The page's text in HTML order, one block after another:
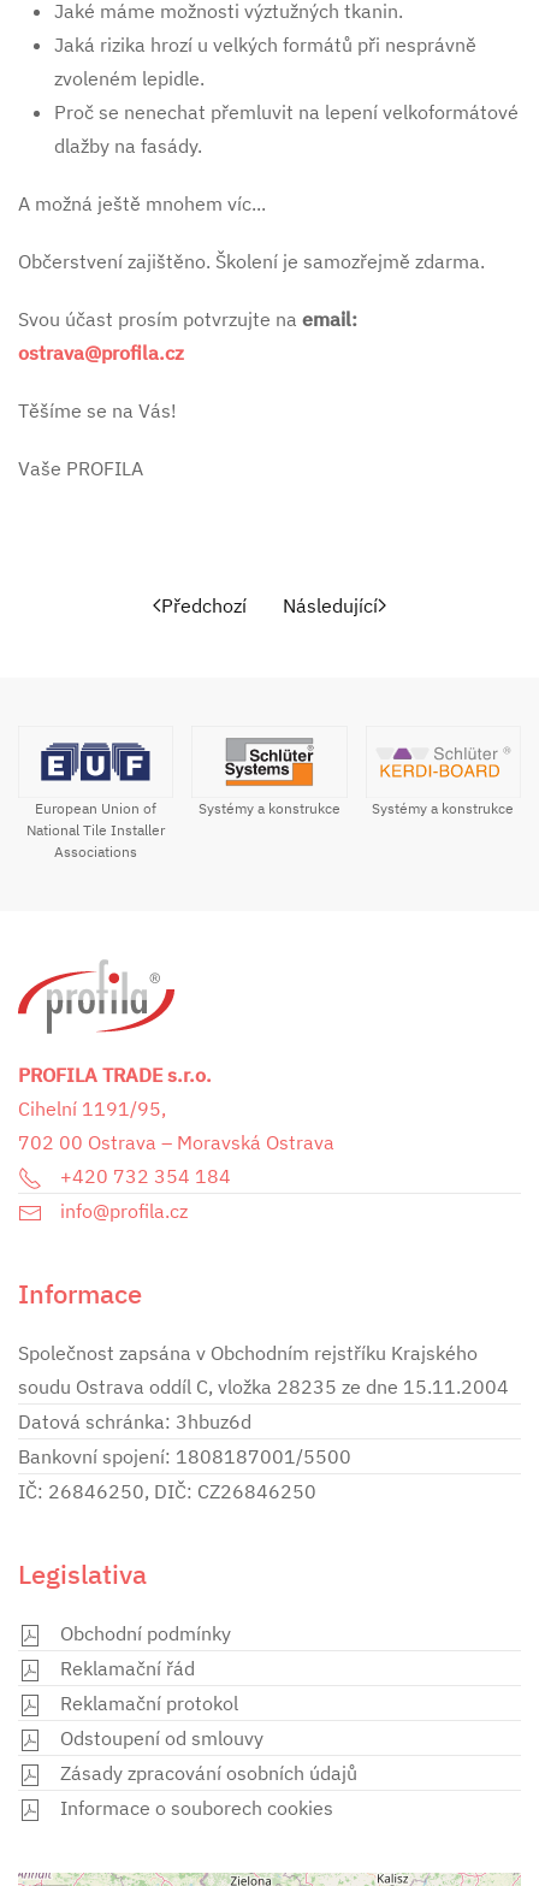
Jaké máme možnosti výztužných tkanin.
Jaká rizika hrozí u velkých formátů při nesprávně
zvoleném lepidle.
Proč se nenechat přemluvit na lepení velkoformátové
dlažby na fasády.
A možná ještě mnohem víc...
Občerstvení zajištěno. Školení je samozřejmě zdarma.
Svou účast prosím potvrzujte na email:
ostrava@profila.cz
Těšíme se na Vás!
Vaše PROFILA
Předchozí Následující
European Union of
National Tile Installer
Associations
Systémy a konstrukce Systémy a konstrukce
PROFILA TRADE s.r.o.
Cihelní 1191/95,
702 00 Ostrava – Moravská Ostrava
+420 732 354 184
info@profila.cz
Informace
Společnost zapsána v Obchodním rejstříku Krajského
soudu Ostrava oddíl C, vložka 28235 ze dne 15.11.2004
Datová schránka: 3hbuz6d
Bankovní spojení: 1808187001/5500
IČ: 26846250, DIČ: CZ26846250
Legislativa
Obchodní podmínky
Reklamační řád
Reklamační protokol
Odstoupení od smlouvy
Zásady zpracování osobních údajů
Informace o souborech cookies